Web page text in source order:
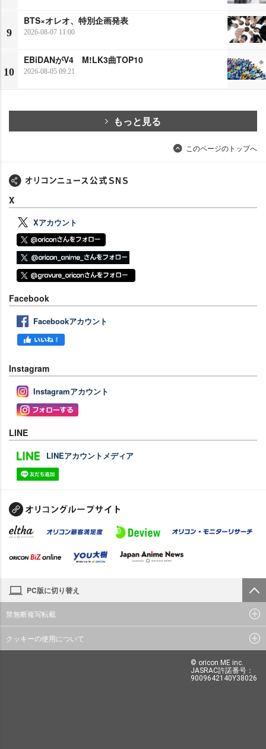
9
BTS×オレオ、特別企画発表
2026-08-07 11:00
10
EBiDANがV4 M!LK3曲TOP10
2026-08-05 09:21
もっと見る
このページのトップへ
X
Xアカウント
Facebook
Facebookアカウント
Instagram
Instagramアカウント
LINE
LINEアカウントメディア
PC版に切り替え
禁無断複写転載
クッキーの使用について
© oricon ME inc.
JASRAC許諾番号：
9009642140Y38026